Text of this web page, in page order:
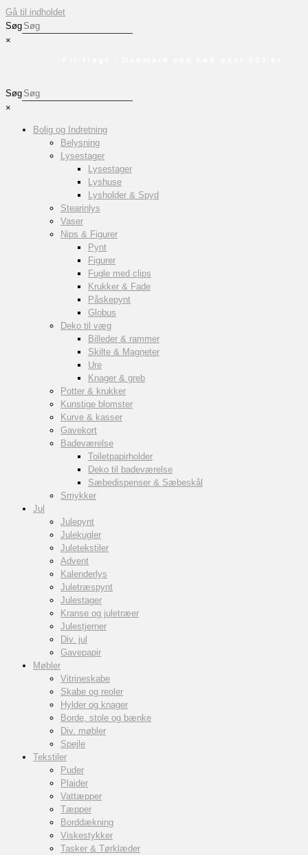
Gå til indholdet
Søg
×
Søg
×
Bolig og Indretning
Belysning
Lysestager
Lysestager
Lyshuse
Lysholder & Spyd
Stearinlys
Vaser
Nips & Figurer
Pynt
Figurer
Fugle med clips
Krukker & Fade
Påskepynt
Globus
Deko til væg
Billeder & rammer
Skilte & Magneter
Ure
Knager & greb
Potter & krukker
Kunstige blomster
Kurve & kasser
Gavekort
Badeværelse
Toiletpapirholder
Deko til badeværelse
Sæbedispenser & Sæbeskål
Smykker
Jul
Julepynt
Julekugler
Juletekstiler
Advent
Kalenderlys
Juletræspynt
Julestager
Kranse og juletræer
Julestjerner
Div. jul
Gavepapir
Møbler
Vitrineskabe
Skabe og reoler
Hylder og knager
Borde, stole og bænke
Div. møbler
Spejle
Tekstiler
Puder
Plaider
Vattæpper
Tæpper
Borddækning
Viskestykker
Tasker & Tørklæder